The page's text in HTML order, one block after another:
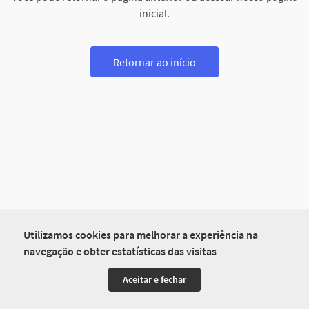
Utilizamos cookies para melhorar a experiência na
navegação e obter estatísticas das visitas
Aceitar e fechar
inicial.
Retornar ao início